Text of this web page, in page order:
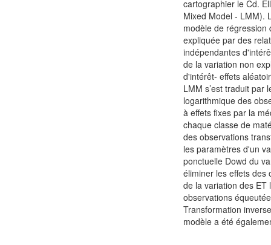
cartographier le Cd.
Mixed Model - LMM).
modèle de
expliquée par des
indépendantes
de la variation non
d'intérêt- effets
LMM s’est traduit par
logarithmique des
à effets fixes par la
chaque classe de
des observations
les paramètres d'un
ponctuelle Dowd du
éliminer les effets des
de la variation des ET
observations
Transformation
modèle a été